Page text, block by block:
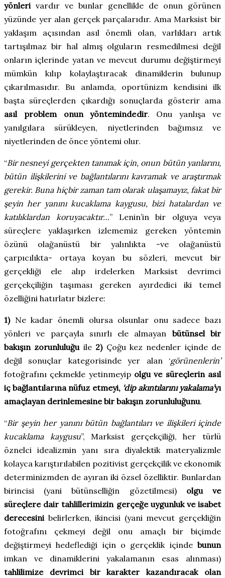
yönlerivardır ve bunlar genellikle de onun görünen
yüzünde yer alan gerçek parçalarıdır. Ama Marksist bir
yaklaşım açısından asıl önemli olan, varlıkları artık
tartışılmaz bir hal almış olguların resmedilmesi değil
onların içlerinde yatan ve mevcut durumu değiştirmeyi
mümkün kılıp kolaylaştıracak dinamiklerin bulunup
çıkarılmasıdır. Bu anlamda, oportünizm kendisini ilk
başta süreçlerden çıkardığı sonuçlarda gösterir ama
asıl problem onun yöntemindedir. Onu yanlışa ve
yanılgılara sürükleyen, niyetlerinden bağımsız ve
niyetlerinden de önce yöntemi olur.
“Bir nesneyi gerçekten tanımak için, onun bütün yanlarını,
bütün ilişkilerini ve bağlantılarını kavramak ve araştırmak
gerekir. Buna hiçbir zaman tam olarak ulaşamayız, fakat bir
şeyin her yanını kucaklama kaygusu, bizi hatalardan ve
katılıklardan koruyacaktır…” Lenin’in bir olguya veya
süreçlere yaklaşırken izlememiz gereken yöntemin
özünü olağanüstü bir yalınlıkta -ve olağanüstü
çarpıcılıkta- ortaya koyan bu sözleri, mevcut bir
gerçekliği ele alıp irdelerken Marksist devrimci
gerçekçiliğin taşıması gereken ayırdedici iki temel
özelliğini hatırlatır bizlere:
1)Ne kadar önemli olursa olsunlar onu sadece bazı
yönleri ve parçayla sınırlı ele almayan bütünsel bir
bakışın zorunluluğuile2)Çoğu kez nedenler içinde de
değil sonuçlar kategorisinde yer alan ‘görünenlerin’
fotoğrafını çekmekle yetinmeyip olgu ve süreçlerin asıl
iç bağlantılarına nüfuz etmeyi, ‘dip akıntılarını yakalama’yı
amaçlayan derinlemesine bir bakışın zorunluluğunu.
“Bir şeyin her yanını bütün bağlantıları ve ilişkileri içinde
kucaklama kaygusu”, Marksist gerçekçiliği, her türlü
öznelci idealizmin yanı sıra diyalektik materyalizmle
kolayca karıştırılabilen pozitivist gerçekçilik ve ekonomik
determinizmden de ayıran iki özsel özelliktir. Bunlardan
birincisi (yani bütünselliğin gözetilmesi) olgu ve
süreçlere dair tahlillerimizin gerçeğe uygunluk ve isabet
derecesinibelirlerken, ikincisi (yani mevcut gerçekliğin
fotoğrafını çekmeyi değil onu amaçlı bir biçimde
değiştirmeyi hedeflediği için o gerçeklik içinde bunun
imkan ve dinamiklerini yakalamanın esas alınması)
tahlilimize devrimci bir karakter kazandıracak olan